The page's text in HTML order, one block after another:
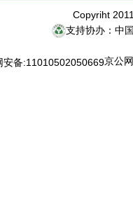
Copyriht
支持协办：中
京公